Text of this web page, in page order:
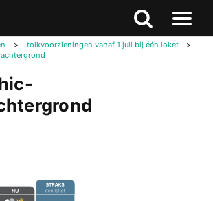
Zoeken
Naar
menu
> tolkvoorzieningen vanaf 1 juli bij één loket
>
Zoeken
naar